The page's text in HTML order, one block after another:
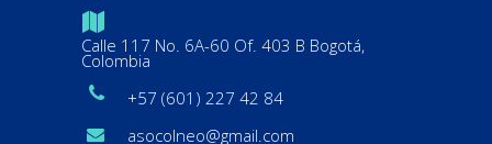
Calle 117 No. 6A-60 Of. 403 B Bogotá,
Colombia
+57 (601) 227 42 84
asocolneo@gmail.com